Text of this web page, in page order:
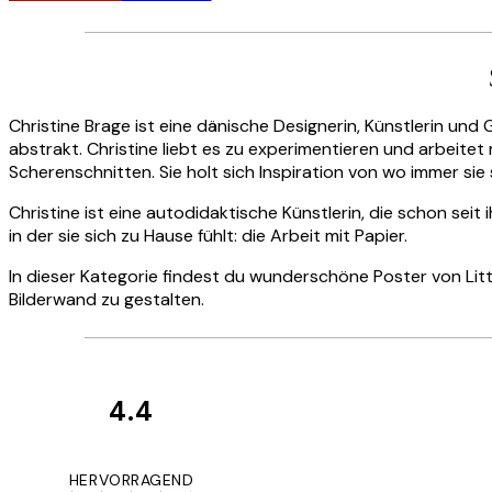
Christine Brage ist eine dänische Designerin, Künstlerin
abstrakt. Christine liebt es zu experimentieren und arbeitet
Scherenschnitten. Sie holt sich Inspiration von wo immer
Christine ist eine autodidaktische Künstlerin, die schon
in der sie sich zu Hause fühlt: die Arbeit mit Papier.
In dieser Kategorie findest du wunderschöne Poster von
Bilderwand zu gestalten.
4.4
HERVORRAGEND